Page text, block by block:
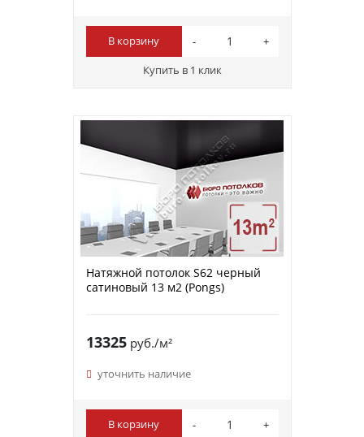
В корзину
Купить в 1 клик
Натяжной потолок S62 черный
сатиновый 13 м2 (Pongs)
13325руб./м²
уточнить наличие
В корзину